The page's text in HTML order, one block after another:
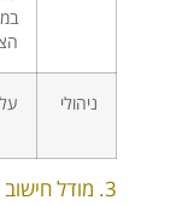
ניהולי
3. מודל חישוב כלכלי – דוגמה מספרית